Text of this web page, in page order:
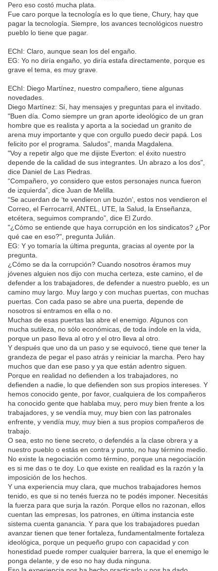
Pero eso costó mucha plata.
Fue caro porque la tecnología es lo que tiene, Chury, hay que
pagar la tecnología. Siempre, los avances tecnológicos nuestro
pueblo lo tiene que pagar.
EChI: Claro, aunque sean los del engaño.
EG: Yo no diría engaño, yo diría estafa directamente, porque es
grave el tema, es muy grave.
EChI: Diego Martínez, nuestro compañero, tiene algunas
novedades.
Diego Martínez: Sí, hay mensajes y preguntas para el invitado.
"Buen día. Como siempre un gran aporte ideológico de un gran
hombre que es realista y aporta a la sociedad un granito de
arena muy importante y que con orgullo puedo decir papá. Los
felicito por el programa. Saludos", manda Magdalena.
"Voy a repetir algo que me dijiste Everton: el éxito nuestro
depende de la calidad de sus integrantes. Un abrazo a los dos",
dice Daniel de Las Piedras.
“Compañero, yo considero que estos personajes nunca fueron
de izquierda”, dice Juan de Melilla.
“Se acuerdan de ‘te vendieron un buzón’, estos nos vendieron el
Correo, el Ferrocarril, ANTEL, UTE, la Salud, la Enseñanza,
etcétera, seguimos comprando”, dice El Zurdo.
"¿Cómo se entiende que haya corrupción en los sindicatos? ¿Por
qué cae en eso?", pregunta Julián.
EG: Y yo tomaría la última pregunta, gracias al oyente por la
pregunta.
¿Cómo se da la corrupción? Cuando nosotros éramos muy
jóvenes alguien nos dijo con mucha certeza, este camino, el de
defender a los trabajadores, de defender a nuestro pueblo, es un
camino muy largo. Muy largo y con muchas puertas, con muchas
puertas. Con cada paso se abre una puerta, depende de
nosotros si entramos en ella o no.
Muchas de esas puertas las abre el enemigo. Algunos con
mucha sutileza, no sólo económicas, de toda índole en la vida,
porque un paso lleva al otro y el otro lleva al otro.
Y después que uno da un paso y se equivocó, tiene que tener la
grandeza de pegar el paso atrás y reiniciar la marcha. Pero hay
muchos que dan ese paso y ya que están adentro siguen.
Porque en realidad no defienden a los trabajadores, no
defienden a nadie, lo que defienden son sus propios intereses. Y
hemos conocido gente, por favor, cualquiera de los compañeros
ha conocido gente que hablaba muy, pero muy bien frente a los
trabajadores, y se vendía muy, muy bien con las patronales
enfrente, y vendía muy, muy bien a sus propios compañeros de
trabajo.
O sea, esto no tiene secreto, o defendés a la clase obrera y a
nuestro pueblo o estás en contra y punto, no hay término medio.
No existe la negociación como término, porque una negociación
es si me das o te doy. Lo que existe en realidad es la razón y la
imposición de los hechos.
Y una experiencia muy clara, que muchos trabajadores hemos
tenido, es que si no tenés fuerza no te podés imponer. Necesitás
la fuerza para que surja la razón. Porque ellos no razonan, ellos
cuentan las empresas, los patrones, en última instancia este
sistema cuenta ganancia. Y para que los trabajadores puedan
avanzar tienen que tener fortaleza, fundamentalmente fortaleza
ideológica, porque un pequeño grupo con capacidad y con
honestidad puede romper cualquier barrera, la que el enemigo le
ponga delante, y de eso no hay duda ninguna.